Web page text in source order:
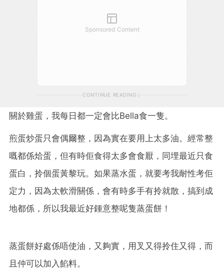
Sponsored Content
CONTINUE READING
關於雞蛋，我每日都一定會比Bella食一隻。
煎蛋炒蛋只會偶爾整，因為實在要用上太多油。經常整
嘅都係烚蛋，但有時佢食得太多會食厭，同埋最近只食
蛋白，拎個蛋黃黎玩。如果蒸水蛋，就要考我耐性考佢
定力，因為太軟滑關係，會有時多手有拎就散，搞到成
地都係，所以我最近好鍾意整呢隻蒸蛋餅！
蒸蛋餅好處係唔使油，又夠實，用叉又得拎住又得，而
且仲可以加入餡料。